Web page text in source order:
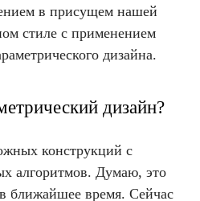
в присущем нашей
стиле с применением
дизайна.
дизайн?
конструкций с
алгоритмов. Думаю, это
ближайшее время. Сейчас